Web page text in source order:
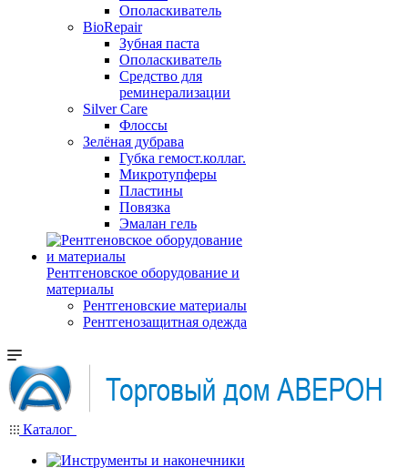
Ополаскиватель
BioRepair
Зубная паста
Ополаскиватель
Средство для
реминерализации
Silver Care
Флоссы
Зелёная дубрава
Губка гемост.коллаг.
Микротупферы
Пластины
Повязка
Эмалан гель
Рентгеновское оборудование и
материалы
Рентгеновские материалы
Рентгенозащитная одежда
Каталог